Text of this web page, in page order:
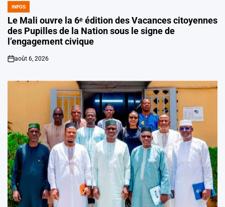
POSTED
IN
INFOS
Le Mali ouvre la 6ᵉ édition des Vacances citoyennes
des Pupilles de la Nation sous le signe de
l’engagement civique
on
août 6, 2026